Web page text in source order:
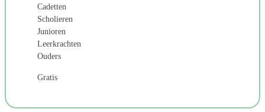
Cadetten
Scholieren
Junioren
Leerkrachten
Ouders
Gratis